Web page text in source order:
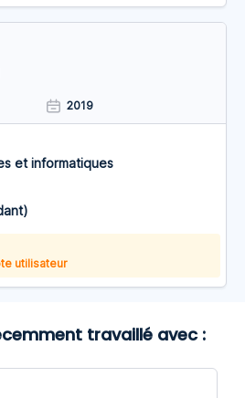
2019
et informatiques
utilisateur
travaillé avec :